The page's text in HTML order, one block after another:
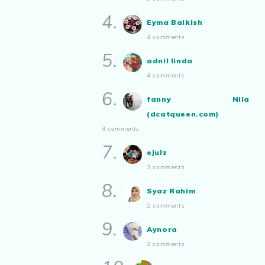
4. Eyma Balkish
4 comments
5. adnil linda
4 comments
6.
fanny Nila
(dcatqueen.com)
4 comments
7. ejulz
3 comments
8. Syaz Rahim
2 comments
9. Aynora
2 comments